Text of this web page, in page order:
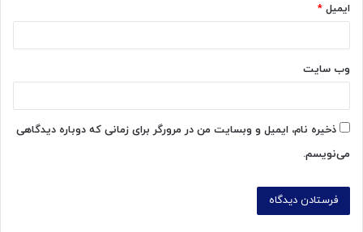
ایمیل *
وب‌ سایت
ذخیره نام، ایمیل و وبسایت من در مرورگر برای زمانی که دوباره دیدگاهی
می‌نویسم.